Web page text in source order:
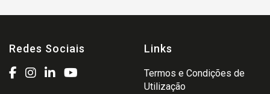
Redes Sociais Links
Termos e Condições de
Utilização